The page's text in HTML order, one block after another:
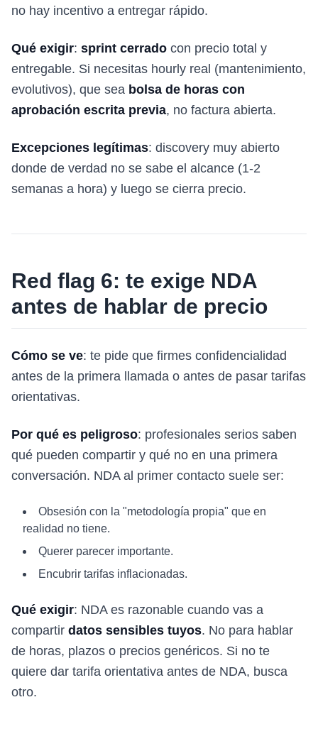
no hay incentivo a entregar rápido.
Qué exigir: sprint cerrado con precio total y
entregable. Si necesitas hourly real (mantenimiento,
evolutivos), que sea bolsa de horas con
aprobación escrita previa, no factura abierta.
Excepciones legítimas: discovery muy abierto
donde de verdad no se sabe el alcance (1-2
semanas a hora) y luego se cierra precio.
Red flag 6: te exige NDA
antes de hablar de precio
Cómo se ve: te pide que firmes confidencialidad
antes de la primera llamada o antes de pasar tarifas
orientativas.
Por qué es peligroso: profesionales serios saben
qué pueden compartir y qué no en una primera
conversación. NDA al primer contacto suele ser:
Obsesión con la "metodología propia" que en
realidad no tiene.
Querer parecer importante.
Encubrir tarifas inflacionadas.
Qué exigir: NDA es razonable cuando vas a
compartir datos sensibles tuyos. No para hablar
de horas, plazos o precios genéricos. Si no te
quiere dar tarifa orientativa antes de NDA, busca
otro.